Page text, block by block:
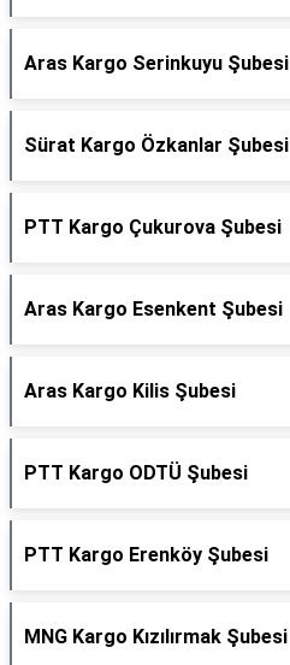
Aras Kargo Serinkuyu Şubesi
Sürat Kargo Özkanlar Şubesi
PTT Kargo Çukurova Şubesi
Aras Kargo Esenkent Şubesi
Aras Kargo Kilis Şubesi
PTT Kargo ODTÜ Şubesi
PTT Kargo Erenköy Şubesi
MNG Kargo Kızılırmak Şubesi